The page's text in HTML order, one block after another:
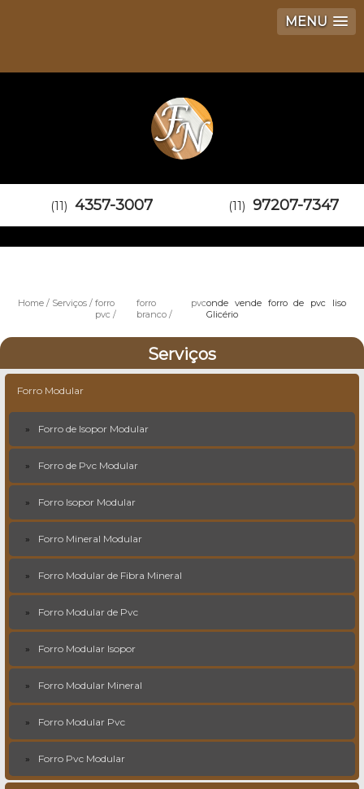
MENU
(11) 4357-3007 (11) 97207-7347
Home Serviços
forro
pvc
forro pvc
branco
onde vende forro de pvc liso
Glicério
Serviços
Forro Modular
Forro de Isopor Modular
Forro de Pvc Modular
Forro Isopor Modular
Forro Mineral Modular
Forro Modular de Fibra Mineral
Forro Modular de Pvc
Forro Modular Isopor
Forro Modular Mineral
Forro Modular Pvc
Forro Pvc Modular